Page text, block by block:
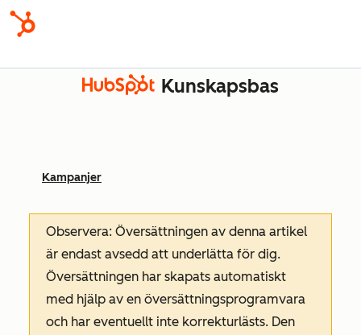
Kunskapsbas
Kampanjer
Observera: Översättningen av denna artikel
är endast avsedd att underlätta för dig.
Översättningen har skapats automatiskt
med hjälp av en översättningsprogramvara
och har eventuellt inte korrekturlästs. Den